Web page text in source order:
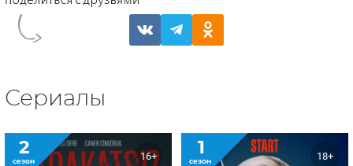
Сериалы
2
сезон 16+ 1
сезон 18+